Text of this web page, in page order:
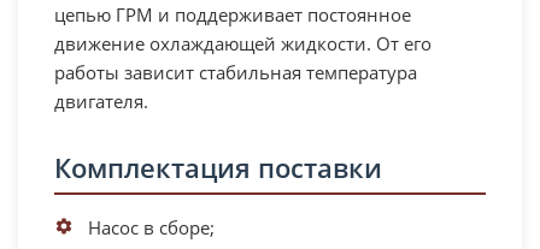
цепью ГРМ и поддерживает постоянное
движение охлаждающей жидкости. От его
работы зависит стабильная температура
двигателя.
Комплектация поставки
Насос в сборе;